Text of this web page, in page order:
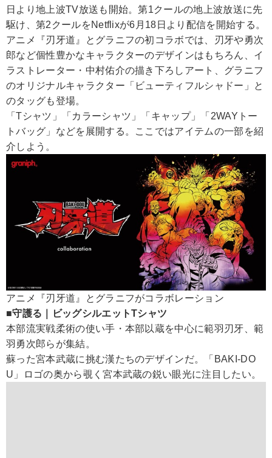
日より地上波TV放送も開始。第1クールの地上波放送に先
駆け、第2クールをNetflixが6月18日より配信を開始する。
アニメ『刃牙道』とグラニフの初コラボでは、刃牙や勇次
郎など個性豊かなキャラクターのデザインはもちろん、イ
ラストレーター・中村佑介の描き下ろしアート、グラニフ
のオリジナルキャラクター「ビューティフルシャドー」と
のタッグも登場。
「Tシャツ」「カラーシャツ」「キャップ」「2WAYトー
トバッグ」などを展開する。ここではアイテムの一部を紹
介しよう。
アニメ『刃牙道』とグラニフがコラボレーション
■守護る｜ビッグシルエットTシャツ
本部流実戦柔術の使い手・本部以蔵を中心に範羽刃牙、範
羽勇次郎らが集結。
蘇った宮本武蔵に挑む漢たちのデザインだ。「BAKI-DO
U」ロゴの奥から覗く宮本武蔵の鋭い眼光に注目したい。